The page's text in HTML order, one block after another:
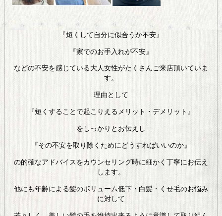
『短くして自分に似合うか不安』
『家でのお手入れが不安』
などの不安を感じている大人女性がたくさんご来店頂いていま
す。
理由として
『短くすることで起こりえるメリット・デメリット』
をしっかりとお伝えし
『その不安を取り除くためにどうすればいいのか』
の的確なアドバイスをカウンセリング時に細かく丁寧にお伝え
します。
他にも年齢による髪のボリューム低下・白髪・くせ毛のお悩み
に対して